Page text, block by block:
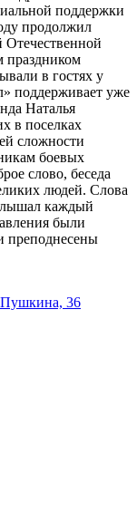
поддержки
продолжил
Отечественной
праздником
в гостях у
поддерживает уже
Наталья
в поселках
сложности
боевых
слово, беседа
людей. Слова
каждый
были
преподнесены
Пушкина, 36